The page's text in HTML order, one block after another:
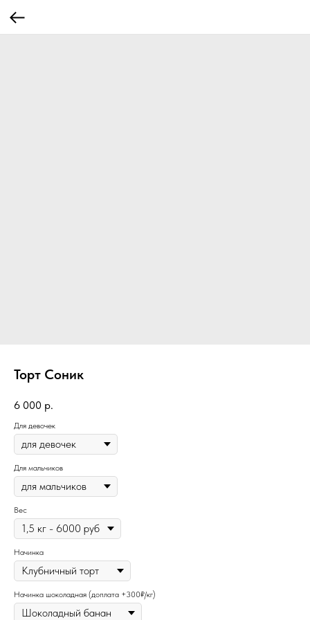
Торт Соник
6 000 р.
Для девочек
Для мальчиков
Вес
Начинка
Начинка шоколадная (доплата +300₽/кг)